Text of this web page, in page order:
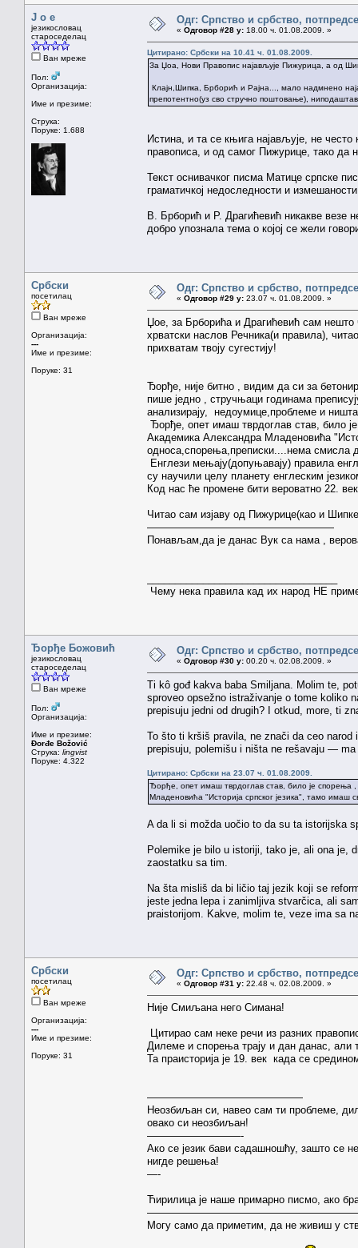
J o e
језикословац
староседелац
Ван мреже
Пол:
Организација:
Име и презиме:
Струка:
Поруке: 1.688
Одг: Српство и србство,
« Одговор #28 у: 18.00 ч. 01.08.2009. »
Цитирано: Србски на 10.41 ч. 01.08.2009.
За Џоа, Нови Правопис најављује Пижурица, а од
Клајн,Шипка, Брборић и Рајна..., мало надмнено
препотентно(уз сво стручно поштовање),
Истина, и та се књига најављује, не
правописа, и од самог Пижурице, тако да
Текст оснивачког писма Матице српске
граматичкој недоследности и
В. Брборић и Р. Драгићевић никакве везе
добро упознала тема о којој се жели
Србски
посетилац
Ван мреже
Организација:
---
Име и презиме:
Поруке: 31
Одг: Српство и србство,
« Одговор #29 у: 23.07 ч. 01.08.2009. »
Џое, за Брборића и Драгићевић сам
хрватски наслов Речника(и правила),
прихватам твоју сугестију!
Ђорђе, није битно , видим да си за
пише једно , стручњаци годинама
анализирају, недоумице,проблеме и
Ђорђе, опет имаш тврдоглав став, било
Академика Александра Младеновића
односа,спорења,преписки....нема смисла
Енглези мењају(допуњавају) правила
су научили целу планету енглеским
Код нас ће промене бити вероватно 22.
Читао сам изјаву од Пижурице(као и
——————————————————
Понављам,да је данас Вук са нама ,
Чему нека правила кад их народ НЕ
Ђорђе Божовић
језикословац
староседелац
Ван мреже
Пол:
Организација:
Име и презиме:
Đorđe Božović
Струка: lingvist
Поруке: 4.322
Одг: Српство и србство,
« Одговор #30 у: 00.20 ч. 02.08.2009. »
Ti kô gođ kakva baba Smiljana. Molim te,
sproveo opsežno istraživanje o tome koliko
prepisuju jedni od drugih? I otkud, more, ti
To što ti kršiš pravila, ne znači da ceo
prepisuju, polemišu i ništa ne rešavaju —
Цитирано: Србски на 23.07 ч. 01.08.2009.
Ђорђе, опет имаш тврдоглав став, било је спорења
Младеновића "Историја српског језика", тамо имаш
A da li si možda uočio to da su ta istorijska
Polemike je bilo u istoriji, tako je, ali ona je,
zaostatku sa tim.
Na šta misliš da bi ličio taj jezik koji se
jeste jedna lepa i zanimljiva stvarčica, ali
praistorijom. Kakve, molim te, veze ima sa
Србски
посетилац
Ван мреже
Организација:
---
Име и презиме:
Поруке: 31
Одг: Српство и србство,
« Одговор #31 у: 22.48 ч. 02.08.2009. »
Није Смиљана него Симана!
Цитирао сам неке речи из разних
Дилеме и спорења трају и дан данас, али
Та праисторија је 19. век када се
———————————————
Неозбиљан си, навео сам ти проблеме,
овако си неозбиљан!
—————————-
Ако се језик бави садашношћу, зашто се
нигде решења!
—-
Ћирилица је наше примарно писмо, ако
Могу само да приметим, да не живиш у